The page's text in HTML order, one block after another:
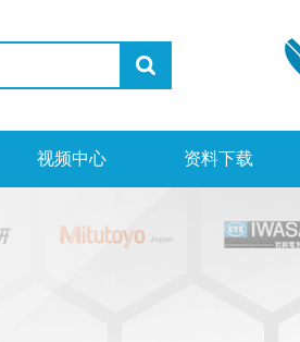
视频中心 资料下载